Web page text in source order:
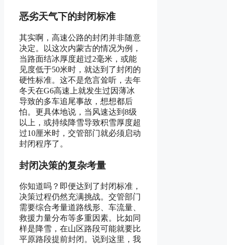
恶劣天气下的封闭标准
其实啊，高速公路的封闭并非随意
决定。以这次内蒙古的情况为例，
当路面结冰厚度超过2毫米，或能
见度低于50米时，就达到了封闭的
硬性标准。这不是危言耸听，去年
冬天在G6高速上就发生过因薄冰
导致的多车追尾事故，想想都后
怕。更具体地说，当风速达到8级
以上，或持续降雪导致积雪厚度超
过10厘米时，交管部门就必须启动
封闭程序了。
封闭决策的复杂考量
你知道吗？即便达到了封闭标准，
决策过程仍然充满挑战。交管部门
需要综合考量道路线形、车流量、
救援力量分布等多重因素。比如同
样是降雪，在山区路段可能就要比
平原路段提前封闭。说到这里，我